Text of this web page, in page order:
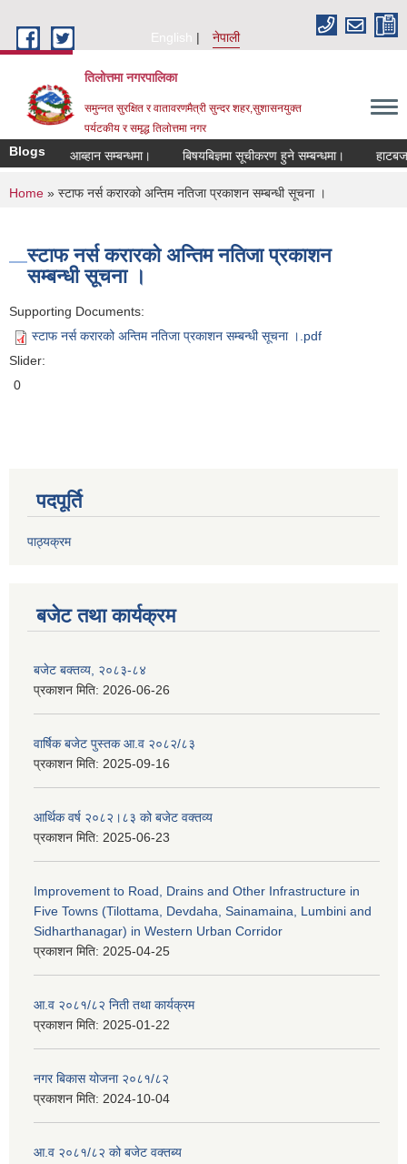
English
नेपाली
तिलोत्तमा नगरपालिका
समुन्नत सुरक्षित र वातावरणमैत्री सुन्दर शहर,सुशासनयुक्त
पर्यटकीय र समृद्ध तिलाेत्तमा नगर
Blogsआब्हान सम्बन्धमा। बिषयबिज्ञमा सूचीकरण हुने सम्बन्धमा। हाटबजार
You are here
Home » स्टाफ नर्स करारको अन्तिम नतिजा प्रकाशन सम्बन्धी सूचना ।
स्टाफ नर्स करारको अन्तिम नतिजा प्रकाशन
सम्बन्धी सूचना ।
Supporting Documents:
स्टाफ नर्स करारको अन्तिम नतिजा प्रकाशन सम्बन्धी सूचना ।.pdf
Slider:
0
पदपूर्ति
पाठ्यक्रम
बजेट तथा कार्यक्रम
बजेट बक्तव्य, २०८३-८४
प्रकाशन मिति: 2026-06-26
वार्षिक बजेट पुस्तक आ.व २०८२/८३
प्रकाशन मिति: 2025-09-16
आर्थिक वर्ष २०८२।८३ को बजेट वक्तव्य
प्रकाशन मिति: 2025-06-23
Improvement to Road, Drains and Other Infrastructure in
Five Towns (Tilottama, Devdaha, Sainamaina, Lumbini and
Sidharthanagar) in Western Urban Corridor
प्रकाशन मिति: 2025-04-25
आ.व २०८१/८२ निती तथा कार्यक्रम
प्रकाशन मिति: 2025-01-22
नगर बिकास योजना २०८१/८२
प्रकाशन मिति: 2024-10-04
आ.व २०८१/८२ को बजेट वक्तब्य